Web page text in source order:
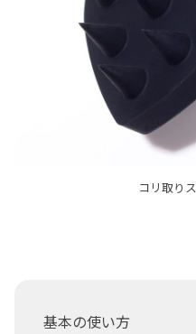
コリ取り
基本の使い方